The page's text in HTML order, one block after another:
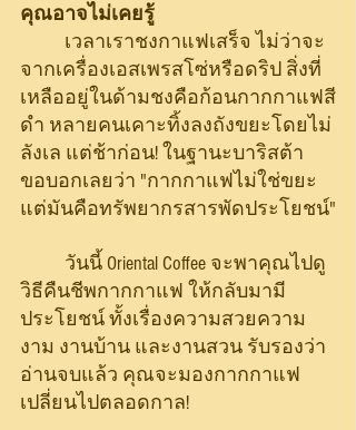
คุณอาจไม่เคยรู้
จากเครื่องเอสเพรสโซ่หรือดริป สิ่งที่
เหลืออยู่ในด้ามชงคือก้อนกากกาแฟสี
ดำ หลายคนเคาะทิ้งลงถังขยะโดยไม่
ลังเล แต่ช้าก่อน! ในฐานะบาริสต้า
ขอบอกเลยว่า "กากกาแฟไม่ใช่ขยะ
แต่มันคือทรัพยากรสารพัดประโยชน์"
วิธีคืนชีพกากกาแฟ ให้กลับมามี
ประโยชน์ ทั้งเรื่องความสวยความ
งาม งานบ้าน และงานสวน รับรองว่า
อ่านจบแล้ว คุณจะมองกากกาแฟ
เปลี่ยนไปตลอดกาล!